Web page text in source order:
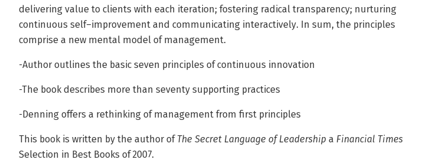
delivering value to clients with each iteration; fostering radical transparency; nurturing
continuous self–improvement and communicating interactively. In sum, the principles
comprise a new mental model of management.
-Author outlines the basic seven principles of continuous innovation
-The book describes more than seventy supporting practices
-Denning offers a rethinking of management from first principles
This book is written by the author ofThe Secret Language of Leadership a Financial Times
Selection in Best Books of 2007.